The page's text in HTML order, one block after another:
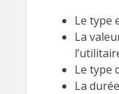
Le type
La
Le type
La